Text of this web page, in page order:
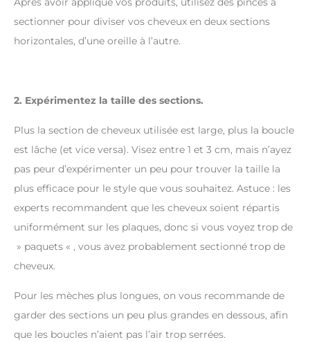
sectionner pour diviser vos cheveux en deux sections
horizontales, d’une oreille à l’autre.
2. Expérimentez la taille des sections.
Plus la section de cheveux utilisée est large, plus la boucle
est lâche (et vice versa). Visez entre 1 et 3 cm, mais n’ayez
pas peur d’expérimenter un peu pour trouver la taille la
plus efficace pour le style que vous souhaitez. Astuce : les
experts recommandent que les cheveux soient répartis
uniformément sur les plaques, donc si vous voyez trop de
» paquets « , vous avez probablement sectionné trop de
cheveux.
Pour les mèches plus longues, on vous recommande de
garder des sections un peu plus grandes en dessous, afin
que les boucles n’aient pas l’air trop serrées.